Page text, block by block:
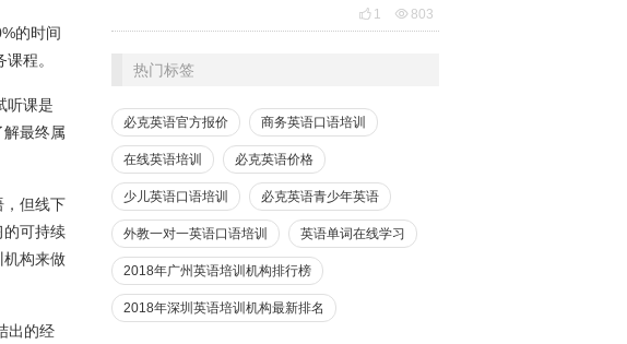
的时间
程。
听课是
最终属
，但线下
的可持续
机构来做
出的经
 1  803
热门标签
必克英语官方报价 商务英语口语培训
在线英语培训 必克英语价格
少儿英语口语培训 必克英语青少年英语
外教一对一英语口语培训 英语单词在线学习
2018年广州英语培训机构排行榜
2018年深圳英语培训机构最新排名